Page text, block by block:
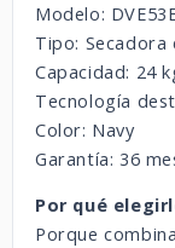
Modelo:
Tipo:
Capacidad: 24
Tecnología
Color: Navy
Garantía: 36
Por qué
Porque